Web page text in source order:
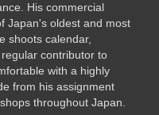
His commercial
Japan's oldest and most
shoots calendar,
contributor to
with a highly
from his assignment
throughout Japan.